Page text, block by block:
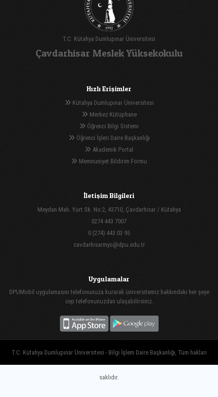
T.C. Kütahya Dumlupınar Üniversitesi
Çavdarhisar Meslek Yüksekokulu
Hızlı Erişimler
Kütahya Dumlupınar Üniversitesi
Merkez Kütüphane
Öğrenci Bilgi Sistemi
Öğrenci İşleri Daire Başkanlığı
Akademik Portal
Memnuniyet Bildirim Formu
İletişim Bilgileri
Meydan Mah. Yurt Sk. No:2, 43710, Çavdarhisar / Kütahya
0274 443 7007
0 (274) 443 03 95
cavdarhisarmyo@dpu.edu.tr
Uygulamalar
DPUMobil uygulamasını telefonunuza kurarak üniversitemiz hakkındaki her şeye
cep telefonunuzdan ulaşabilirsiniz.
T.C. Kütahya Dumlupınar Üniversitesi - Bilgi İşlem Daire Başkanlığı, Tüm hakları
saklıdır.